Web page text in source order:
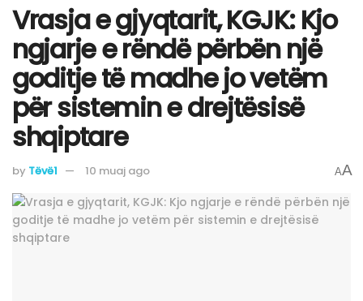
Vrasja e gjyqtarit, KGJK: Kjo
ngjarje e rëndë përbën një
goditje të madhe jo vetëm
për sistemin e drejtësisë
shqiptare
by Tëvë1 10 muaj ago AA